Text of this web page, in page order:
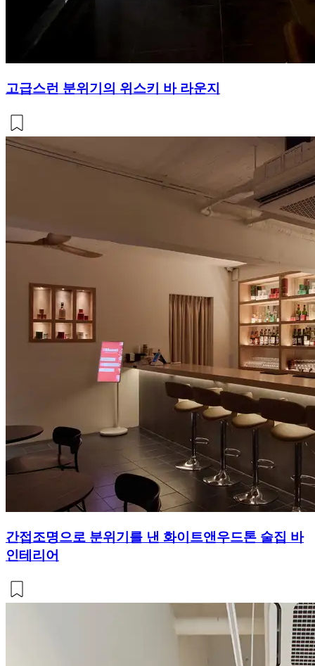
고급스런 분위기의 위스키 바 라운지
간접조명으로 분위기를 낸 화이트앤우드톤 술집 바
인테리어